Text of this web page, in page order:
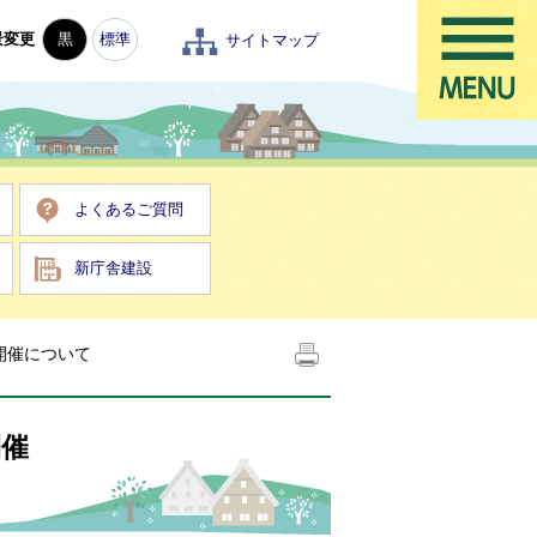
変更 黒 標準 サイトマップ
よくあるご質問
新庁舎建設
催について